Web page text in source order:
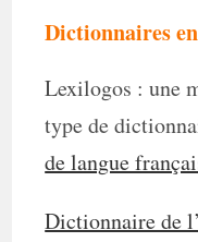
Dictionnaires
Lexilogos : une
type de
de langue
Dictionnaire de